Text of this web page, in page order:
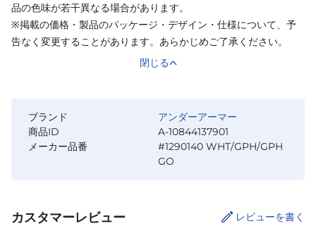
品の色味が若干異なる場合があります。
※掲載の価格・製品のパッケージ・デザイン・仕様について、予
告なく変更することがあります。あらかじめご了承ください。
閉じる
ブランド
アンダーアーマー
商品ID
A-10844137901
メーカー品番
#1290140 WHT/GPH/GPH
GO
カスタマーレビュー レビューを書く